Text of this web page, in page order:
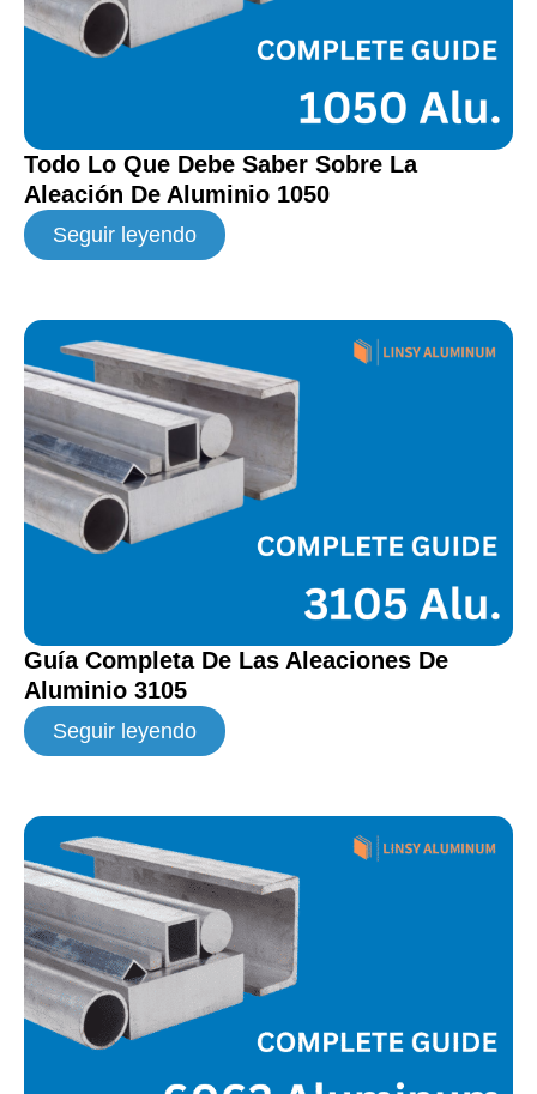
Todo Lo Que Debe Saber Sobre La
Aleación De Aluminio 1050
Seguir leyendo
Guía Completa De Las Aleaciones De
Aluminio 3105
Seguir leyendo